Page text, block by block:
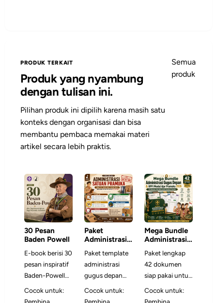
PRODUK TERKAIT
Produk yang nyambung
dengan tulisan ini.
Pilihan produk ini dipilih karena masih satu
konteks dengan organisasi dan bisa
membantu pembaca memakai materi
artikel secara lebih praktis.
Semua
produk
30 Pesan
Baden Powell
E-book berisi 30
pesan inspiratif
Baden-Powell
yang
dikembangkan
Cocok untuk:
Paket
Administrasi
Pramuka
Paket template
administrasi
gugus depan
siap edit untuk
membuat
Cocok untuk:
Mega Bundle
Administrasi
& RPP/Modul
Ajar Pramuka
2026
Paket lengkap
42 dokumen
siap pakai untuk
Pembina
Pramuka —
Cocok untuk: